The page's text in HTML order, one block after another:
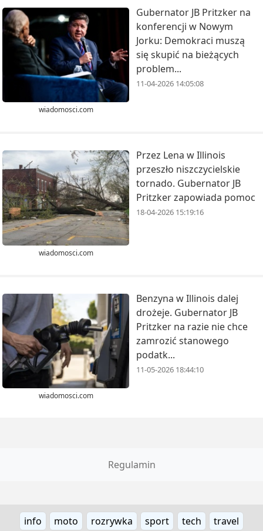
wiadomosci.com
Gubernator JB Pritzker na
konferencji w Nowym
Jorku: Demokraci muszą
się skupić na bieżących
problem...
11-04-2026 14:05:08
wiadomosci.com
Przez Lena w Illinois
przeszło niszczycielskie
tornado. Gubernator JB
Pritzker zapowiada pomoc
18-04-2026 15:19:16
wiadomosci.com
Benzyna w Illinois dalej
drożeje. Gubernator JB
Pritzker na razie nie chce
zamrozić stanowego
podatk...
11-05-2026 18:44:10
Regulamin
info moto rozrywka sport tech travel